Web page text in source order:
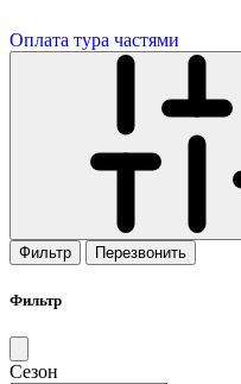
Оплата тура частями
Фильтр
Перезвонить
Фильтр
Сезон